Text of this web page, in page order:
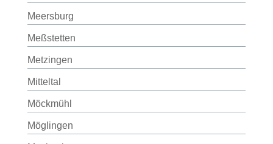
Meersburg
Meßstetten
Metzingen
Mitteltal
Möckmühl
Möglingen